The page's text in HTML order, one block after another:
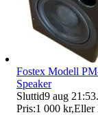
Fostex Modell
Speaker
Sluttid9 aug 21:53.
Pris:1 000 kr,Eller